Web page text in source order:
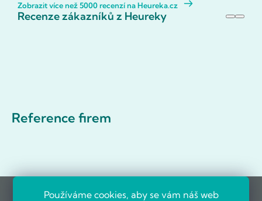
Používáme cookies, aby se vám náš web
Zobrazit více než 5000 recenzí na Heureka.cz
Recenze zákazníků z Heureky
Reference firem